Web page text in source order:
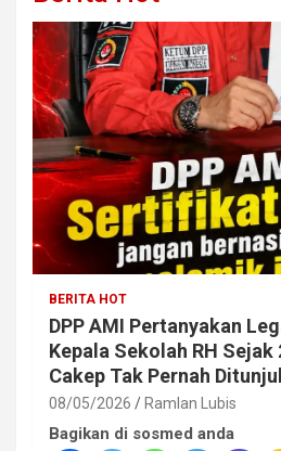
BERITA HOT
DPP AMI Pertanyakan
Kepala Sekolah RH
Cakep Tak Pernah
08/05/2026 Ramlan Lubis
Bagikan di sosmed anda